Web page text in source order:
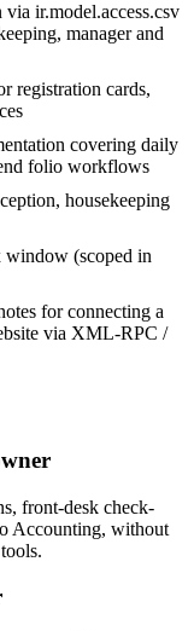
ir.model.access.csv
manager and
registration cards,
covering daily
folio workflows
housekeeping
window (scoped in
for connecting a
via XML-RPC /
front-desk check-
Accounting, without